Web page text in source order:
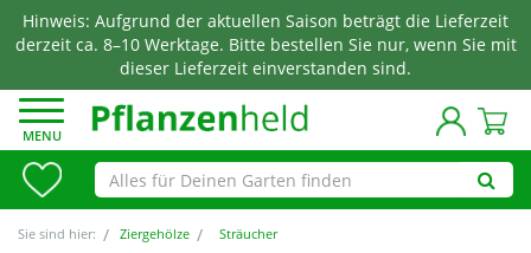
Hinweis: Aufgrund der aktuellen Saison beträgt die Lieferzeit
derzeit ca. 8–10 Werktage. Bitte bestellen Sie nur, wenn Sie mit
dieser Lieferzeit einverstanden sind.
MENU
Sie sind hier: Ziergehölze Sträucher